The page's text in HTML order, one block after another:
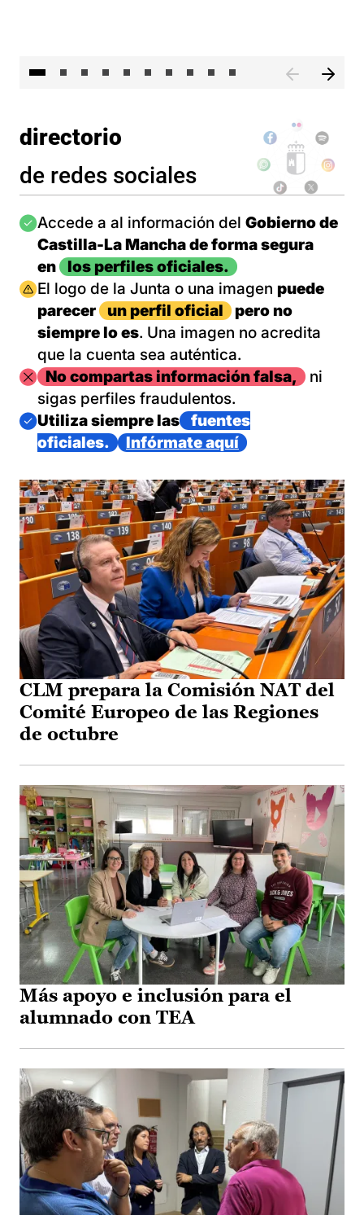
directorio
de redes sociales
Imagen
Accede a al información del Gobierno de
Castilla-La Mancha de forma segura
en
los perfiles oficiales.
Imagen
El logo de la Junta o una imagen puede
parecer
un perfil oficial
pero no
siempre lo es. Una imagen no acredita
que la cuenta sea auténtica.
ImagenNo compartas información falsa,
ni
sigas perfiles fraudulentos.
Imagen
Utiliza siempre las
fuentes
oficiales.
Infórmate aquí
CLM prepara la Comisión NAT del
Comité Europeo de las Regiones
de octubre
Más apoyo e inclusión para el
alumnado con TEA